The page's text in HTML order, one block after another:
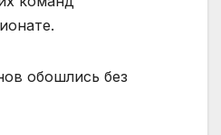
обошлись без